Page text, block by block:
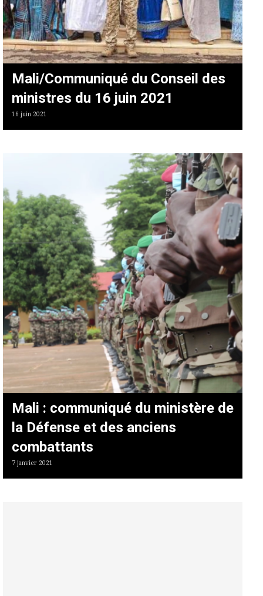
Mali/Communiqué du Conseil des
ministres du 16 juin 2021
16 juin 2021
Mali : communiqué du ministère de
la Défense et des anciens
combattants
7 janvier 2021